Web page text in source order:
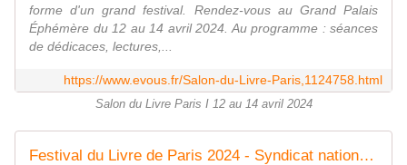
forme d'un grand festival. Rendez-vous au Grand Palais
Éphémère du 12 au 14 avril 2024. Au programme : séances
de dédicaces, lectures,...
https://www.evous.fr/Salon-du-Livre-Paris,1124758.html
Salon du Livre Paris I 12 au 14 avril 2024
Festival du Livre de Paris 2024 - Syndicat national de l'édition